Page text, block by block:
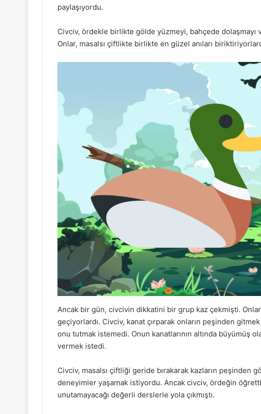
paylaşıyordu.
Civciv, ördekle birlikte gölde yüzmeyi, bahçede dolaşmayı
Onlar, masalsı çiftlikte birlikte en güzel anıları
Ancak bir gün, civcivin dikkatini bir grup kaz çekmişti.
geçiyorlardı. Civciv, kanat çırparak onların peşinden
onu tutmak istemedi. Onun kanatlarının altında büyümüş
vermek istedi.
Civciv, masalsı çiftliği geride bırakarak kazların peşinden
deneyimler yaşamak istiyordu. Ancak civciv, ördeğin
unutamayacağı değerli derslerle yola çıkmıştı.